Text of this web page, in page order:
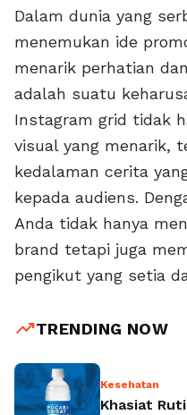
Dalam dunia yang
menemukan ide
menarik perhatian
adalah suatu
Instagram grid tidak
visual yang menarik,
kedalaman cerita
kepada audiens.
Anda tidak hanya
brand tetapi juga
pengikut yang setia
trending_upTRENDING NOW
Kesehatan
Khasiat